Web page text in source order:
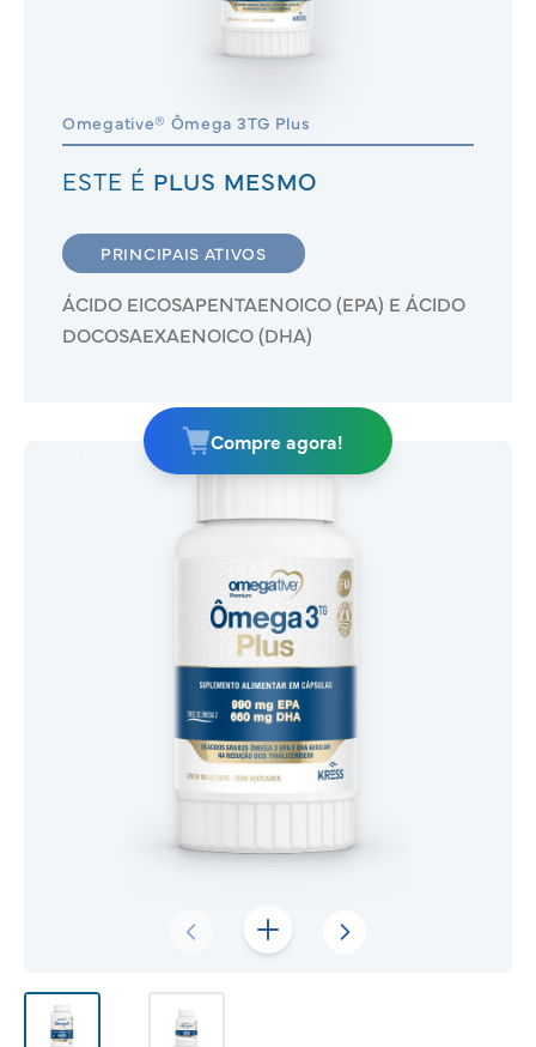
Omegative® Ômega 3TG Plus
ESTE É PLUS MESMO
PRINCIPAIS ATIVOS
ÁCIDO EICOSAPENTAENOICO (EPA) E ÁCIDO
DOCOSAEXAENOICO (DHA)
Compre agora!